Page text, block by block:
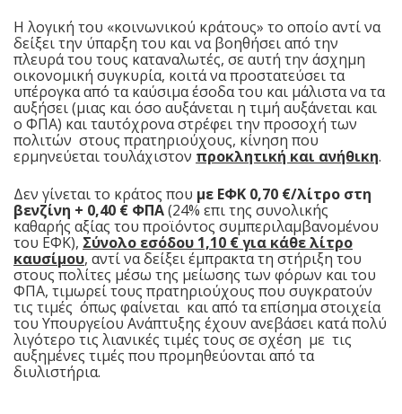
Η λογική του «κοινωνικού κράτους» το οποίο αντί να
δείξει την ύπαρξη του και να βοηθήσει από την
πλευρά του τους καταναλωτές, σε αυτή την άσχημη
οικονομική συγκυρία, κοιτά να προστατεύσει τα
υπέρογκα από τα καύσιμα έσοδα του και μάλιστα να τα
αυξήσει (μιας και όσο αυξάνεται η τιμή αυξάνεται και
ο ΦΠΑ) και ταυτόχρονα στρέφει την προσοχή των
πολιτών στους πρατηριούχους, κίνηση που
ερμηνεύεται τουλάχιστον προκλητική και ανήθικη.
Δεν γίνεται το κράτος που με ΕΦΚ 0,70 €/λίτρο στη
βενζίνη + 0,40 € ΦΠΑ(24% επι της συνολικής
καθαρής αξίας του προϊόντος συμπεριλαμβανομένου
του ΕΦΚ), Σύνολο εσόδου 1,10 € για κάθε λίτρο
καυσίμου, αντί να δείξει έμπρακτα τη στήριξη του
στους πολίτες μέσω της μείωσης των φόρων και του
ΦΠΑ, τιμωρεί τους πρατηριούχους που συγκρατούν
τις τιμές όπως φαίνεται και από τα επίσημα στοιχεία
του Υπουργείου Ανάπτυξης έχουν ανεβάσει κατά πολύ
λιγότερο τις λιανικές τιμές τους σε σχέση με τις
αυξημένες τιμές που προμηθεύονται από τα
διυλιστήρια.